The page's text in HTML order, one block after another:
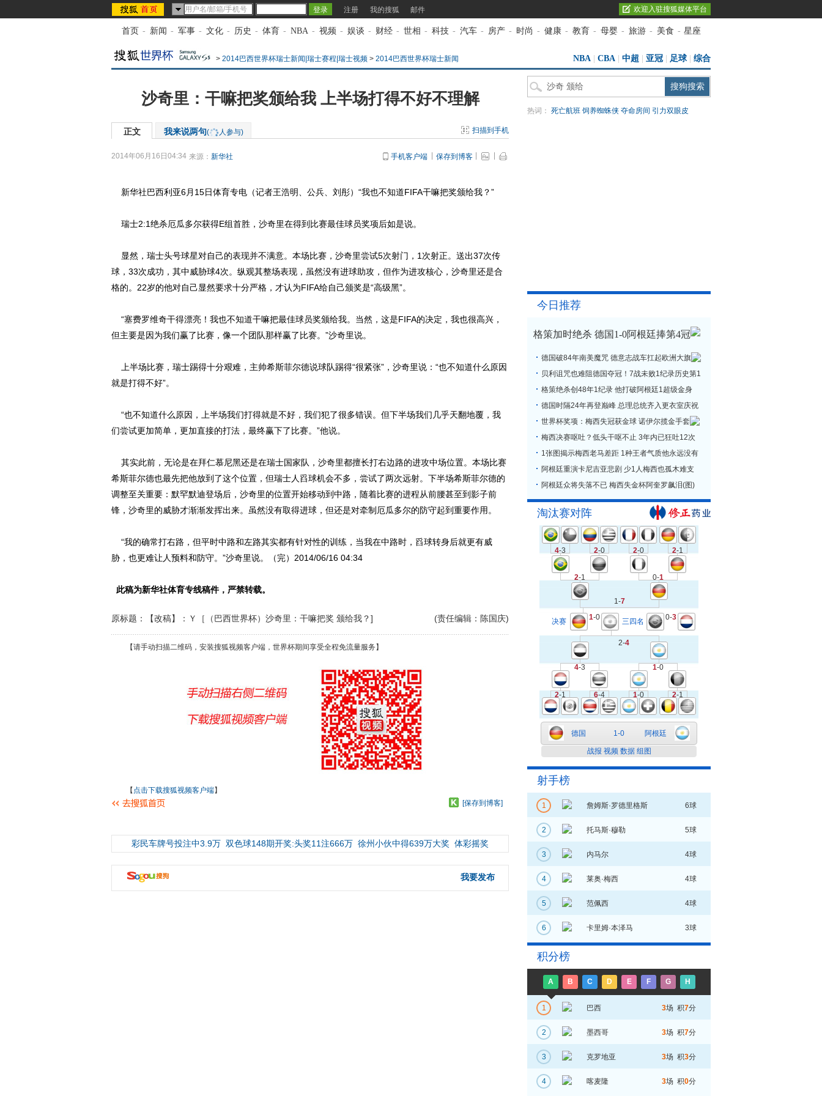
注册 我的搜狐 邮件 欢迎入驻搜狐媒体平台
首页 - 新闻 - 军事 - 文化 - 历史 - 体育 - NBA - 视频 - 娱谈 - 财经 - 世相 - 科技 - 汽车 - 房产 - 时尚 - 健康 - 教育 - 母婴 - 旅游 - 美食 - 星座
> 2014巴西世界杯瑞士新闻|瑞士赛程|瑞士视频 > 2014巴西世界杯瑞士新闻 NBA CBA 中超 亚冠 足球| 综合
沙奇里：干嘛把奖颁给我 上半场打得不好不理解
正文 我来说两句( 人参与) 扫描到手机
2014年06月16日04:34 来源： 新华社 手机客户端 保存到博客
新华社巴西利亚6月15日体育专电（记者王浩明、公兵、刘彤）“我也不知道FIFA干嘛把奖颁给我？”
瑞士2:1绝杀厄瓜多尔获得E组首胜，沙奇里在得到比赛最佳球员奖项后如是说。
显然，瑞士头号球星对自己的表现并不满意。本场比赛，沙奇里尝试5次射门，1次射正。送出37次传
球，33次成功，其中威胁球4次。纵观其整场表现，虽然没有进球助攻，但作为进攻核心，沙奇里还是合
格的。22岁的他对自己显然要求十分严格，才认为FIFA给自己颁奖是“高级黑”。
“塞费罗维奇干得漂亮！我也不知道干嘛把最佳球员奖颁给我。当然，这是FIFA的决定，我也很高兴，
但主要是因为我们赢了比赛，像一个团队那样赢了比赛。”沙奇里说。
上半场比赛，瑞士踢得十分艰难，主帅希斯菲尔德说球队踢得“很紧张”，沙奇里说：“也不知道什么原因
就是打得不好”。
“也不知道什么原因，上半场我们打得就是不好，我们犯了很多错误。但下半场我们几乎天翻地覆，我
们尝试更加简单，更加直接的打法，最终赢下了比赛。”他说。
其实此前，无论是在拜仁慕尼黑还是在瑞士国家队，沙奇里都擅长打右边路的进攻中场位置。本场比赛
希斯菲尔德也最先把他放到了这个位置，但瑞士人舀球机会不多，尝试了两次远射。下半场希斯菲尔德的
调整至关重要：默罕默迪登场后，沙奇里的位置开始移动到中路，随着比赛的进程从前腰甚至到影子前
锋，沙奇里的威胁才渐渐发挥出来。虽然没有取得进球，但还是对牵制厄瓜多尔的防守起到重要作用。
“我的确常打右路，但平时中路和左路其实都有针对性的训练，当我在中路时，舀球转身后就更有威
胁，也更难让人预料和防守。”沙奇里说。（完）2014/06/16 04:34
此稿为新华社体育专线稿件，严禁转载。
(责任编辑：陈国庆)
原标题：【改稿】：Ｙ［（巴西世界杯）沙奇里：干嘛把奖 颁给我？]
【请手动扫描二维码，安装搜狐视频客户端，世界杯期间享受全程免流量服务】
【 点击下载搜狐视频客户端】
[保存到博客]
彩民车牌号投注中3.9万 双色球148期开奖:头奖11注666万 徐州小伙中得639万大奖 体彩摇奖
我要发布
热词： 死亡航班 饲养蜘蛛侠 夺命房间 引力双眼皮
今日推荐
格策加时绝杀 德国1-0阿根廷捧第4冠
德国破84年南美魔咒 德意志战车扛起欧洲大旗
贝利诅咒也难阻德国夺冠！7战未败1纪录历史第1
格策绝杀创48年1纪录 他打破阿根廷1超级金身
德国时隔24年再登巅峰 总理总统齐入更衣室庆祝
世界杯奖项：梅西失冠获金球 诺伊尔揽金手套
梅西决赛呕吐？低头干呕不止 3年内已狂吐12次
1张图揭示梅西老马差距 1种王者气质他永远没有
阿根廷重演卡尼吉亚悲剧 少1人梅西也孤木难支
阿根廷众将失落不已 梅西失金杯阿奎罗飙泪(图)
淘汰赛对阵
4-3 2-0 2-0 2-1
2-1 0-1
1-7
2-4
4-3 1-0
2-1 6-4 1-0 2-1
1-0 0-3
决赛 三四名
德国 1-0 阿根廷
战报 视频 数据 组图
射手榜
1 詹姆斯·罗德里格斯 6球
2 托马斯·穆勒 5球
3 内马尔 4球
4 莱奥·梅西 4球
5 范佩西 4球
6 卡里姆·本泽马 3球
积分榜
A B C D E F G H
1 巴西 3场 积7分
2 墨西哥 3场 积7分
3 克罗地亚 3场 积3分
4 喀麦隆 3场 积0分